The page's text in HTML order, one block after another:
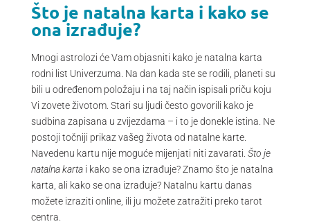
Što je natalna karta i kako se
ona izrađuje?
Mnogi astrolozi će Vam objasniti kako je natalna karta
rodni list Univerzuma. Na dan kada ste se rodili, planeti su
bili u određenom položaju i na taj način ispisali priču koju
Vi zovete životom. Stari su ljudi često govorili kako je
sudbina zapisana u zvijezdama – i to je donekle istina. Ne
postoji točniji prikaz vašeg života od natalne karte.
Navedenu kartu nije moguće mijenjati niti zavarati. Što je
natalna kartai kako se ona izrađuje? Znamo što je natalna
karta, ali kako se ona izrađuje? Natalnu kartu danas
možete izraziti online, ili ju možete zatražiti preko tarot
centra.